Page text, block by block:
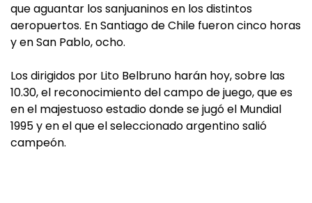
que aguantar los sanjuaninos en los distintos
aeropuertos. En Santiago de Chile fueron cinco horas
y en San Pablo, ocho.
Los dirigidos por Lito Belbruno harán hoy, sobre las
10.30, el reconocimiento del campo de juego, que es
en el majestuoso estadio donde se jugó el Mundial
1995 y en el que el seleccionado argentino salió
campeón.